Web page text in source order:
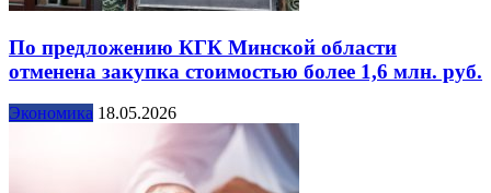
По предложению КГК Минской области
отменена закупка стоимостью более 1,6 млн. руб.
Экономика 18.05.2026